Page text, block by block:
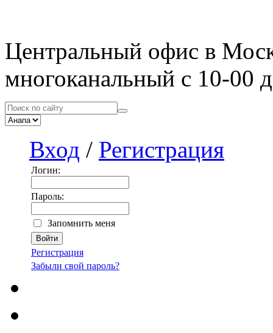
Центральный офис в
многоканальный с 10-00
Вход / Регистрация
Логин:
Пароль:
Запомнить меня
Регистрация
Забыли свой пароль?